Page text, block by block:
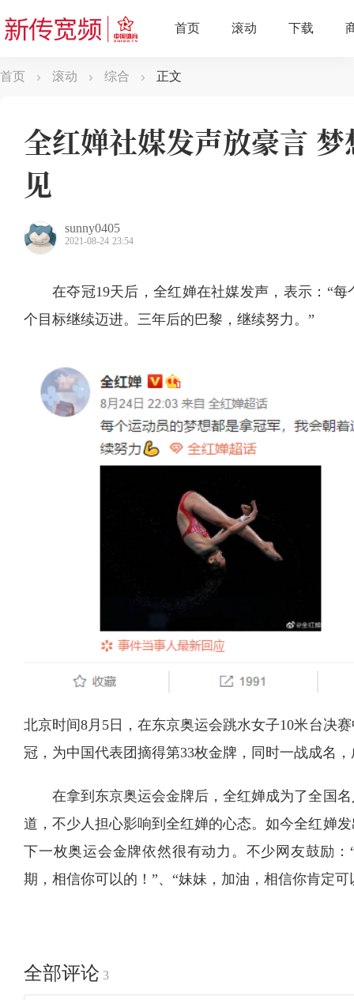
首页 滚动 综合 正文
全红婵社媒发声放豪言
见
sunny0405
2021-08-24 23:54
在夺冠19天后，全红婵在社媒发声，表示：“
个目标继续迈进。三年后的巴黎，继续努力。”
北京时间8月5日，在东京奥运会跳水女子10米台决
冠，为中国代表团摘得第33枚金牌，同时一战成名
在拿到东京奥运会金牌后，全红婵成为了全国
道，不少人担心影响到全红婵的心态。如今全红婵
下一枚奥运会金牌依然很有动力。不少网友鼓励
期，相信你可以的！”、“妹妹，加油，相信你肯定可
全部评论 3